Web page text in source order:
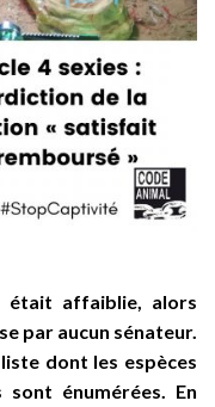
était affaiblie, alors
par aucun sénateur.
dont les espèces
énumérées. En